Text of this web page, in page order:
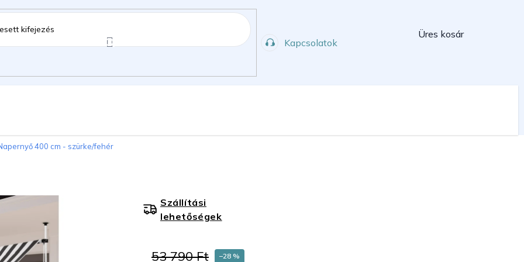
Kapcsolatok
Kosár
Üres kosár
400 cm - szürke/fehér
53 790 Ft –28 %
Szállítási
lehetőségek